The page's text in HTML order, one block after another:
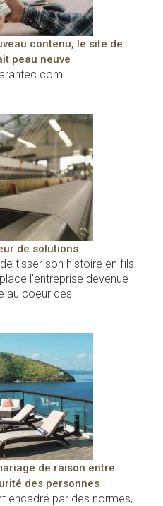
contenu, le site de
peau neuve
de solutions
tisser son histoire en fils
l'entreprise devenue
au coeur des
de raison entre
des personnes
encadré par des normes,